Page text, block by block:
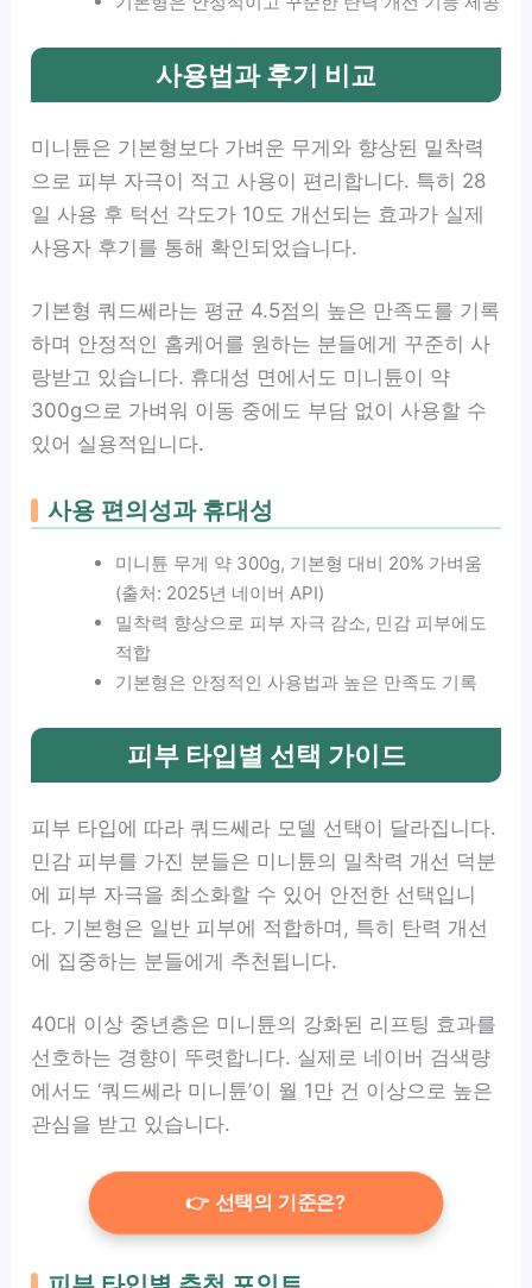
사용법과 후기 비교
미니튠은 기본형보다 가벼운 무게와 향상된 밀착력
으로 피부 자극이 적고 사용이 편리합니다. 특히 28
일 사용 후 턱선 각도가 10도 개선되는 효과가 실제
사용자 후기를 통해 확인되었습니다.
기본형 쿼드쎄라는 평균 4.5점의 높은 만족도를 기록
하며 안정적인 홈케어를 원하는 분들에게 꾸준히 사
랑받고 있습니다. 휴대성 면에서도 미니튠이 약
300g으로 가벼워 이동 중에도 부담 없이 사용할 수
있어 실용적입니다.
사용 편의성과 휴대성
미니튠 무게 약 300g, 기본형 대비 20% 가벼움
(출처: 2025년 네이버 API)
밀착력 향상으로 피부 자극 감소, 민감 피부에도
적합
기본형은 안정적인 사용법과 높은 만족도 기록
피부 타입별 선택 가이드
피부 타입에 따라 쿼드쎄라 모델 선택이 달라집니다.
민감 피부를 가진 분들은 미니튠의 밀착력 개선 덕분
에 피부 자극을 최소화할 수 있어 안전한 선택입니
다. 기본형은 일반 피부에 적합하며, 특히 탄력 개선
에 집중하는 분들에게 추천됩니다.
40대 이상 중년층은 미니튠의 강화된 리프팅 효과를
선호하는 경향이 뚜렷합니다. 실제로 네이버 검색량
에서도 ‘쿼드쎄라 미니튠’이 월 1만 건 이상으로 높은
관심을 받고 있습니다.
👉 선택의 기준은?